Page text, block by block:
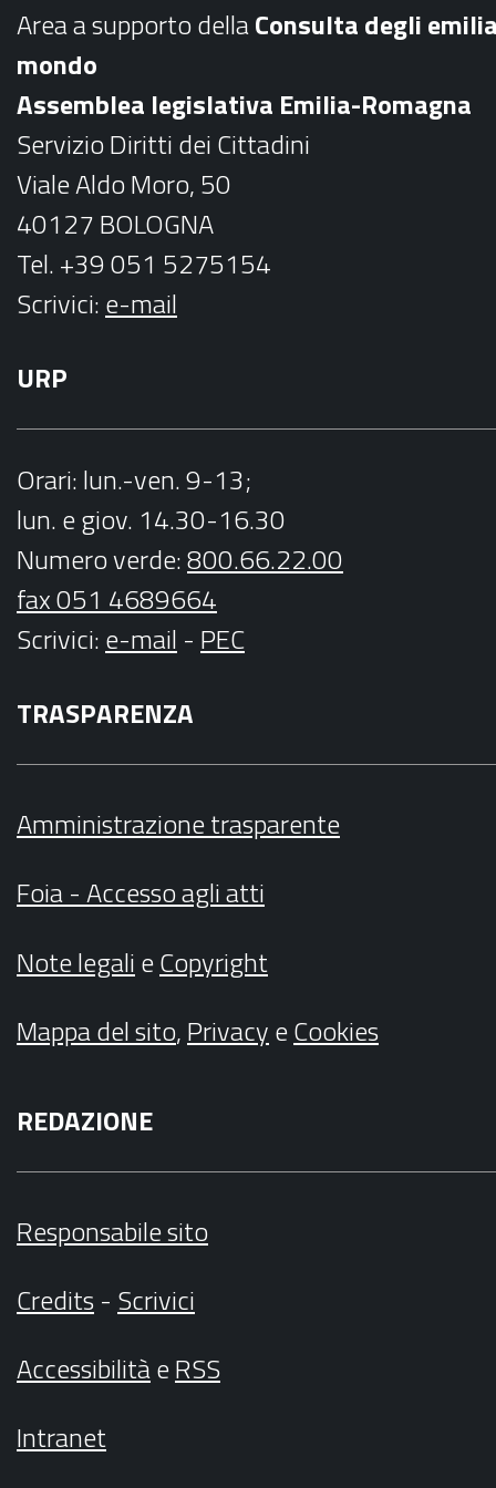
k
a
m
Area a supporto dellaConsulta degli
mondo
Assemblea legislativa Emilia-Romagna
Servizio Diritti dei Cittadini
Viale Aldo Moro, 50
40127 BOLOGNA
Tel. +39 051 5275154
Scrivici:e-mail
URP
Orari: lun.-ven. 9-13;
lun. e giov. 14.30-16.30
Numero verde:800.66.22.00
fax 051 4689664
Scrivici:e-mail - PEC
TRASPARENZA
Amministrazione trasparente
Foia - Accesso agli atti
Note legalieCopyright
Mappa del sito,PrivacyeCookies
REDAZIONE
Responsabile sito
Credits- Scrivici
AccessibilitàeRSS
Intranet